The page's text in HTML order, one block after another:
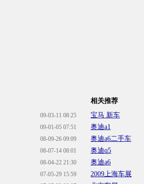
09-03-11 08:25
09-01-05 07:51
08-09-26 09:09
08-07-14 08:01
08-04-22 21:30
07-05-29 15:59
相关推荐
宝马 新车
奥迪a1
奥迪a6二手车
奥迪q5
奥迪a6
2009上海车展